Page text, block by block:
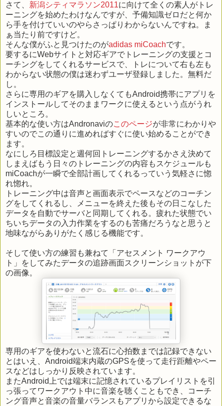
さて、 新潟シティマラソン2011に向けて全くの素人がトレ
ーニングを始めたわけなんですが、予備知識ゼロだと何か
ら手を付けていいのやらさっぱりわからないんですね。ま
ぁ当たり前ですけど。
そんな僕がふと見つけたのがadidas miCoachです。
要するにWebサイトと対応ギアでトレーニングの支援とコ
ーチングをしてくれるサービスで、トレについて右も左も
わからない状態の僕は迷わずユーザ登録しました。無料だ
し。
さらに専用のギアを購入しなくてもAndroid携帯にアプリを
インストールしてそのままワークに使えるという点がうれ
しいところ。
基本的な使い方はAndronaviのこのページが非常にわかりや
すいのでこの通りに進めればすぐに使い始めることができ
ます。
なにしろ目標設定と週何回トレーニングするかさえ決めて
しまえばもう日々のトレーニングの内容もスケジュールも
miCoachが一瞬で全部計画してくれるっていう気軽さに惚
れ惚れ。
トレーニング中は音声と画面表示でペースなどのコーチン
グをしてくれるし、メニューを終えた後もその日こなした
データを自動でサーバと同期してくれる。疲れた状態でい
ちいちデータの入力作業をするのも苦痛だろうなと思うと
地味ながらありがたく感じる機能です。
そして使い方の練習も兼ねて「アセスメント ワークアウ
ト」をしてみたデータの追跡画面スクリーンショットが下
の画像。
専用のギアを使わないと流石に心拍数までは記録できない
とはいえ、Android端末内蔵のGPSを使って走行距離やペー
スなどはしっかり反映されています。
またAndroid上では端末に記憶されているプレイリストを引
っ張ってワークアウト中に音楽を聴くこともでき、コーチ
ング音声と音楽の音量バランスもアプリから設定できるな